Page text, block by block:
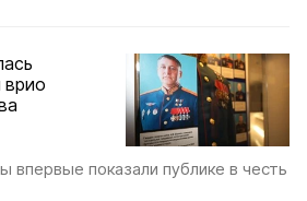
врио
впервые показали публике в честь